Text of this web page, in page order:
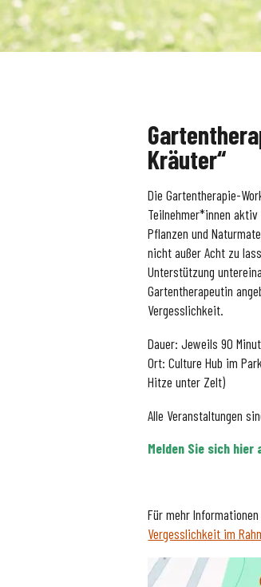
Kräuter“
Die Gartentherapie-
Teilnehmer*innen
Pflanzen und
nicht außer Acht zu
Unterstützung
Gartentherapeutin
Vergesslichkeit.
Dauer: Jeweils 90
Ort: Culture Hub im
Hitze unter Zelt)
Alle Veranstaltungen
Melden Sie sich hier
Für mehr
Vergesslichkeit im